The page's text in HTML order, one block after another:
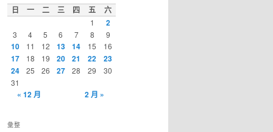
日 一 二 三 四 五 六
1 2
3 4 5 6 7 8 9
10 11 12 13 14 15 16
17 18 19 20 21 22
23
24
25 26 27 28 29
30
31
« 12 月 2 月 »
彙整